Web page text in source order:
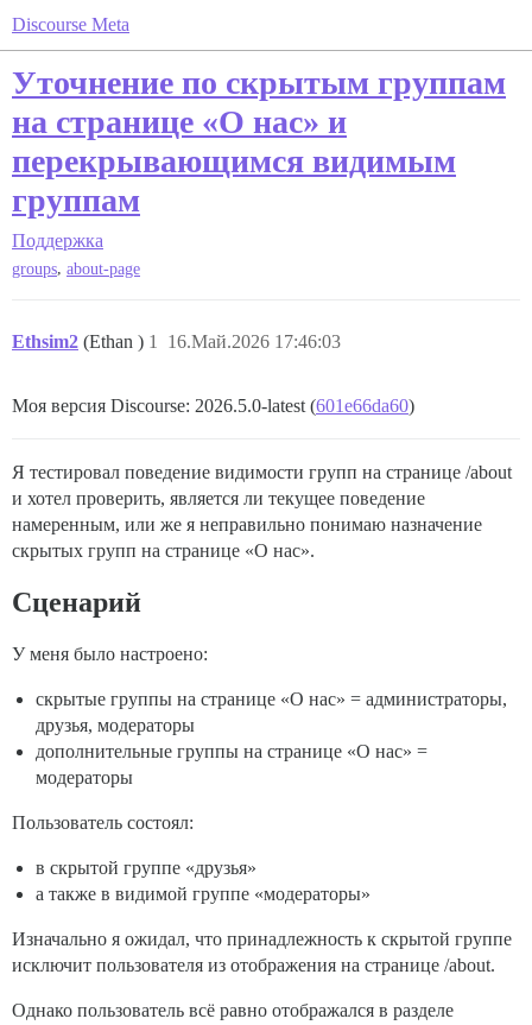
Discourse Meta
Уточнение по скрытым группам
на странице «О нас» и
перекрывающимся видимым
группам
Поддержка
groups, about-page
Ethsim2 (Ethan ) 16.Май.2026 17:46:03
1
Моя версия Discourse: 2026.5.0-latest (601e66da60)
Я тестировал поведение видимости групп на странице /about
и хотел проверить, является ли текущее поведение
намеренным, или же я неправильно понимаю назначение
скрытых групп на странице «О нас».
Сценарий
У меня было настроено:
скрытые группы на странице «О нас» = администраторы,
друзья, модераторы
дополнительные группы на странице «О нас» =
модераторы
Пользователь состоял:
в скрытой группе «друзья»
а также в видимой группе «модераторы»
Изначально я ожидал, что принадлежность к скрытой группе
исключит пользователя из отображения на странице /about.
Однако пользователь всё равно отображался в разделе